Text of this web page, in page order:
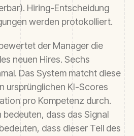
Hiring-Entscheidung
werden protokolliert.
der Manager die
neuen Hires. Sechs
Das System matcht diese
ursprünglichen KI-Scores
pro Kompetenz durch.
dass das Signal
dass dieser Teil des